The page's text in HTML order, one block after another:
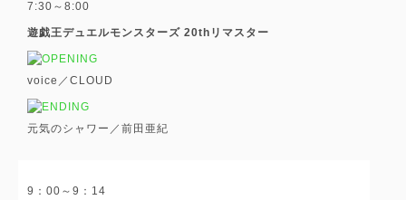
7:30～8:00
遊戯王デュエルモンスターズ 20thリマスター
voice／CLOUD
元気のシャワー／前田亜紀
9：00～9：14